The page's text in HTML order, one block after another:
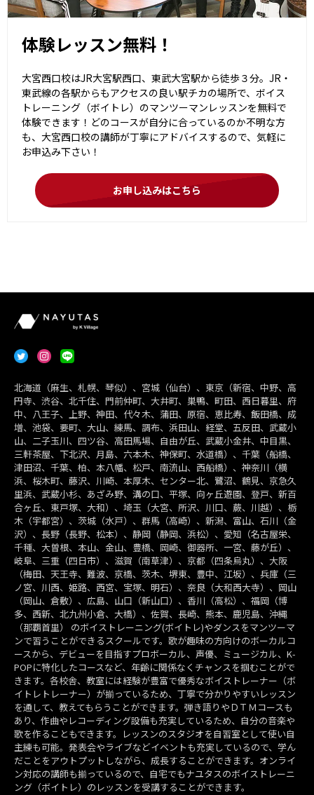
体験レッスン無料！
大宮西口校はJR大宮駅西口、東武大宮駅から徒歩３分。JR・
東武線の各駅からもアクセスの良い駅チカの場所で、ボイス
トレーニング（ボイトレ）のマンツーマンレッスンを無料で
体験できます！どのコースが自分に合っているのか不明な方
も、大宮西口校の講師が丁寧にアドバイスするので、気軽に
お申込み下さい！
お申し込みはこちら
北海道（麻生、札幌、琴似）、宮城（仙台）、東京（新宿、中野、高
円寺、渋谷、北千住、門前仲町、大井町、巣鴨、町田、西日暮里、府
中、八王子、上野、神田、代々木、蒲田、原宿、恵比寿、飯田橋、成
増、池袋、要町、大山、練馬、調布、浜田山、経堂、五反田、武蔵小
山、二子玉川、四ツ谷、高田馬場、自由が丘、武蔵小金井、中目黒、
三軒茶屋、下北沢、月島、六本木、神保町、水道橋）、千葉（船橋、
津田沼、千葉、柏、本八幡、松戸、南流山、西船橋）、神奈川（横
浜、桜木町、藤沢、川崎、本厚木、センター北、鷺沼、鶴見、京急久
里浜、武蔵小杉、あざみ野、溝の口、平塚、向ヶ丘遊園、登戸、新百
合ヶ丘、東戸塚、大和）、埼玉（大宮、所沢、川口、蕨、川越）、栃
木（宇都宮）、茨城（水戸）、群馬（高崎）、新潟、富山、石川（金
沢）、長野（長野、松本）、静岡（静岡、浜松）、愛知（名古屋栄、
千種、大曽根、本山、金山、豊橋、岡崎、御器所、一宮、藤が丘）、
岐阜、三重（四日市）、滋賀（南草津）、京都（四条烏丸）、大阪
（梅田、天王寺、難波、京橋、茨木、堺東、豊中、江坂）、兵庫（三
ノ宮、川西、姫路、西宮、宝塚、明石）、奈良（大和西大寺）、岡山
（岡山、倉敷）、広島、山口（新山口）、香川（高松）、福岡（博
多、西新、北九州小倉、大橋）、佐賀、長崎、熊本、鹿児島、沖縄
（那覇首里） のボイストレーニング(ボイトレ)やダンスをマンツーマ
ンで習うことができるスクールです。歌が趣味の方向けのボーカルコ
ースから、デビューを目指すプロボーカル、声優、ミュージカル、K-
POPに特化したコースなど、年齢に関係なくチャンスを掴むことがで
きます。各校舎、教室には経験が豊富で優秀なボイストレーナー（ボ
イトレトレーナー）が揃っているため、丁寧で分かりやすいレッスン
を通して、教えてもらうことができます。弾き語りやＤＴＭコースも
あり、作曲やレコーディング設備も充実しているため、自分の音楽や
歌を作ることもできます。レッスンのスタジオを自習室として使い自
主練も可能。発表会やライブなどイベントも充実しているので、学ん
だことをアウトプットしながら、成長することができます。オンライ
ン対応の講師も揃っているので、自宅でもナユタスのボイストレーニ
ング（ボイトレ）のレッスンを受講することができます。